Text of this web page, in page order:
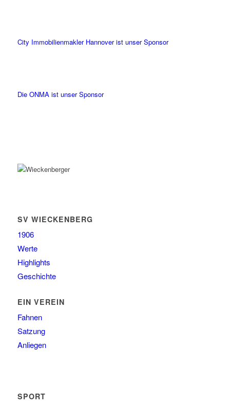
City Immobilienmakler Hannover ist unser Sponsor
Die ONMA ist unser Sponsor
SV WIECKENBERG
1906
Werte
Highlights
Geschichte
EIN VEREIN
Fahnen
Satzung
Anliegen
SPORT